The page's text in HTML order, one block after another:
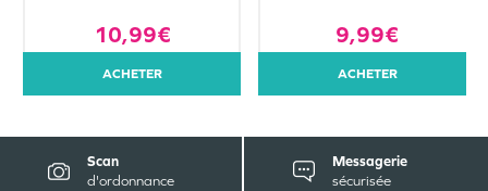
10,99€
ACHETER
9,99€
ACHETER
Scan
d'ordonnance
Messagerie
sécurisée